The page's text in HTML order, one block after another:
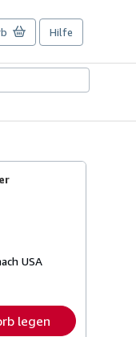
Hilfe
USA
legen